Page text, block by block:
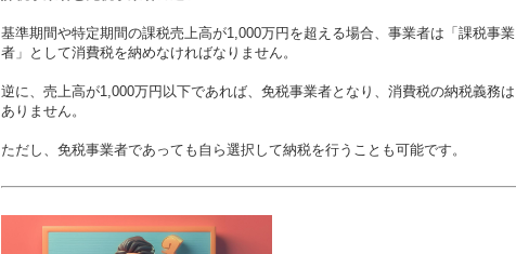
基準期間や特定期間の課税売上高が1,000万円を超える場合、事業者は「課税事業
者」として消費税を納めなければなりません。
逆に、売上高が1,000万円以下であれば、免税事業者となり、消費税の納税義務は
ありません。
ただし、免税事業者であっても自ら選択して納税を行うことも可能です。